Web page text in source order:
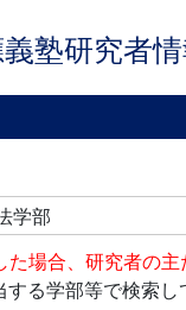
義塾研究者
学部
場合、研究者の
る学部等で検索し